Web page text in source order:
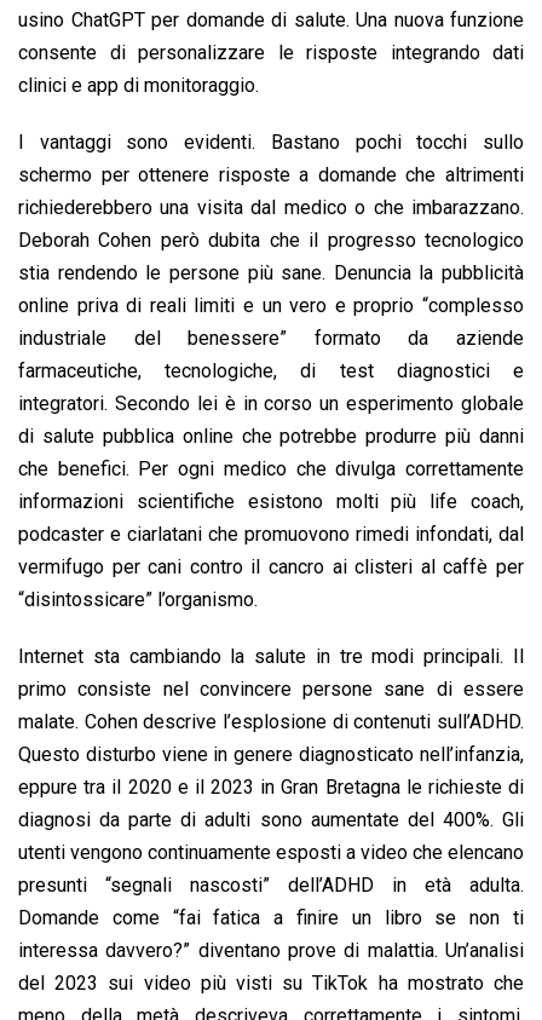
usino ChatGPT per domande di salute. Una nuova funzione
consente di personalizzare le risposte integrando dati
clinici e app di monitoraggio.
I vantaggi sono evidenti. Bastano pochi tocchi sullo
schermo per ottenere risposte a domande che altrimenti
richiederebbero una visita dal medico o che imbarazzano.
Deborah Cohen però dubita che il progresso tecnologico
stia rendendo le persone più sane. Denuncia la pubblicità
online priva di reali limiti e un vero e proprio “complesso
industriale del benessere” formato da aziende
farmaceutiche, tecnologiche, di test diagnostici e
integratori. Secondo lei è in corso un esperimento globale
di salute pubblica online che potrebbe produrre più danni
che benefici. Per ogni medico che divulga correttamente
informazioni scientifiche esistono molti più life coach,
podcaster e ciarlatani che promuovono rimedi infondati, dal
vermifugo per cani contro il cancro ai clisteri al caffè per
“disintossicare” l’organismo.
Internet sta cambiando la salute in tre modi principali. Il
primo consiste nel convincere persone sane di essere
malate. Cohen descrive l’esplosione di contenuti sull’ADHD.
Questo disturbo viene in genere diagnosticato nell’infanzia,
eppure tra il 2020 e il 2023 in Gran Bretagna le richieste di
diagnosi da parte di adulti sono aumentate del 400%. Gli
utenti vengono continuamente esposti a video che elencano
presunti “segnali nascosti” dell’ADHD in età adulta.
Domande come “fai fatica a finire un libro se non ti
interessa davvero?” diventano prove di malattia. Un’analisi
del 2023 sui video più visti su TikTok ha mostrato che